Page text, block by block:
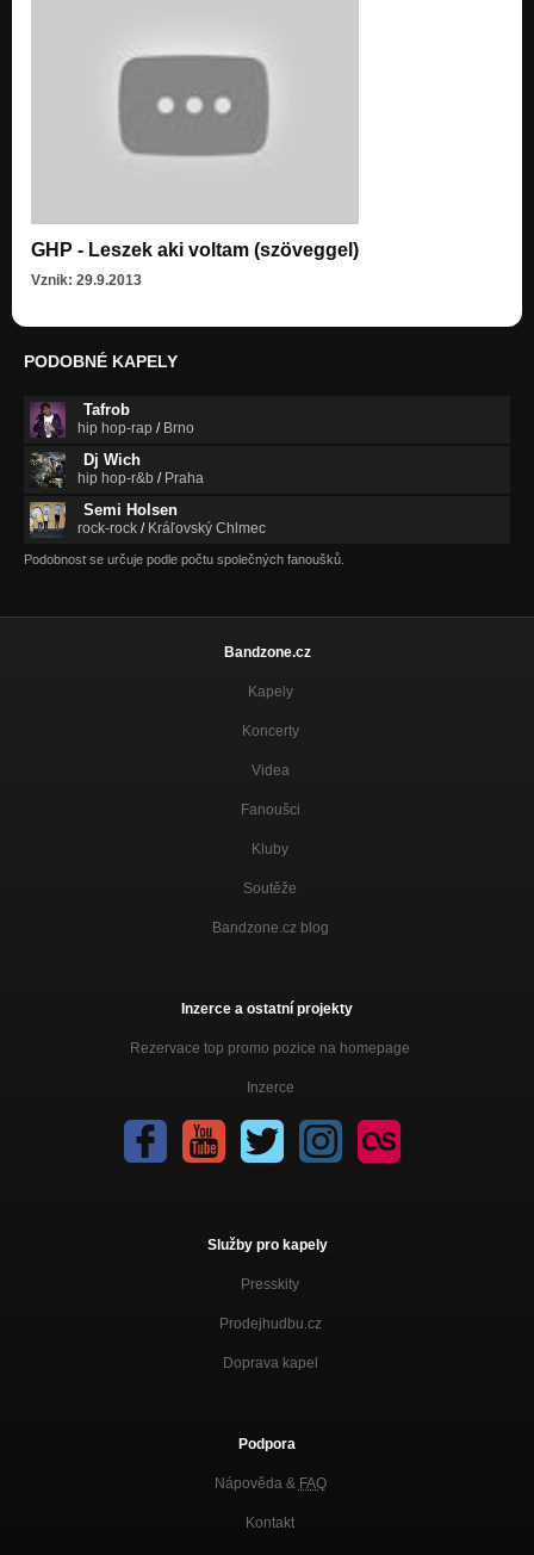
GHP - Leszek aki voltam (szöveggel)
Vznik: 29.9.2013
PODOBNÉ KAPELY
Tafrob
hip hop-rap / Brno
Dj Wich
hip hop-r&b / Praha
Semi Holsen
rock-rock / Kráľovský Chlmec
Podobnost se určuje podle počtu společných fanoušků.
Bandzone.cz
Kapely
Koncerty
Videa
Fanoušci
Kluby
Soutěže
Bandzone.cz blog
Inzerce a ostatní projekty
Rezervace top promo pozice na homepage
Inzerce
Služby pro kapely
Presskity
Prodejhudbu.cz
Doprava kapel
Podpora
Nápověda & FAQ
Kontakt